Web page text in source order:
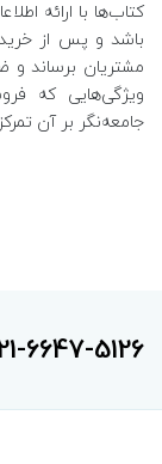
کتاب‌ها با ارائه
باشد و پس از
مشتریان برساند و
ویژگی‌هایی که
جامعه‌نگر بر آن
6647-5126